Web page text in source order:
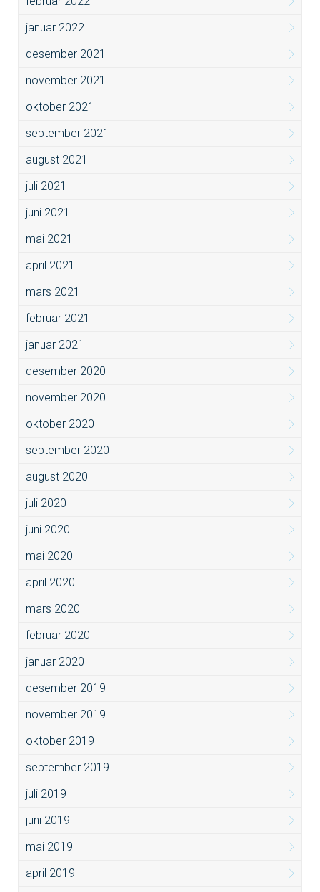
januar 2022
desember 2021
november 2021
oktober 2021
september 2021
august 2021
juli 2021
juni 2021
mai 2021
april 2021
mars 2021
februar 2021
januar 2021
desember 2020
november 2020
oktober 2020
september 2020
august 2020
juli 2020
juni 2020
mai 2020
april 2020
mars 2020
februar 2020
januar 2020
desember 2019
november 2019
oktober 2019
september 2019
juli 2019
juni 2019
mai 2019
april 2019